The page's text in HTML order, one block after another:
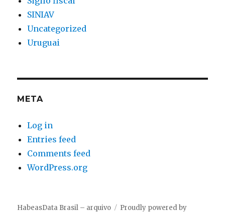
SINIAV
Uncategorized
Uruguai
META
Log in
Entries feed
Comments feed
WordPress.org
HabeasData Brasil – arquivo Proudly powered by